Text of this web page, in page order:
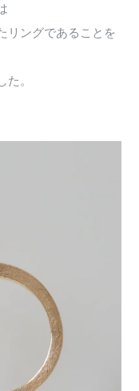
リングであることを
。